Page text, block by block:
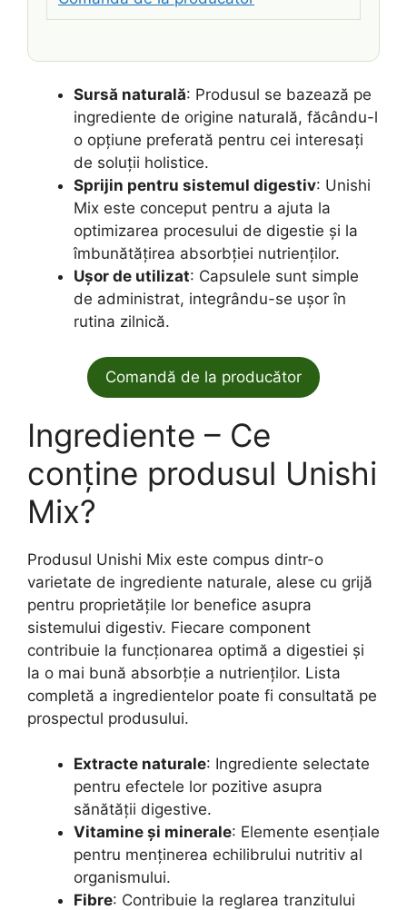
Sursă naturală: Produsul se bazează pe
ingrediente de origine naturală, făcându-l
o opțiune preferată pentru cei interesați
de soluții holistice.
Sprijin pentru sistemul digestiv: Unishi
Mix este conceput pentru a ajuta la
optimizarea procesului de digestie și la
îmbunătățirea absorbției nutrienților.
Ușor de utilizat: Capsulele sunt simple
de administrat, integrându-se ușor în
rutina zilnică.
Comandă de la producător
Ingrediente – Ce
conține produsul Unishi
Mix?
Produsul Unishi Mix este compus dintr-o
varietate de ingrediente naturale, alese cu grijă
pentru proprietățile lor benefice asupra
sistemului digestiv. Fiecare component
contribuie la funcționarea optimă a digestiei și
la o mai bună absorbție a nutrienților. Lista
completă a ingredientelor poate fi consultată pe
prospectul produsului.
Extracte naturale: Ingrediente selectate
pentru efectele lor pozitive asupra
sănătății digestive.
Vitamine și minerale: Elemente esențiale
pentru menținerea echilibrului nutritiv al
organismului.
Fibre: Contribuie la reglarea tranzitului